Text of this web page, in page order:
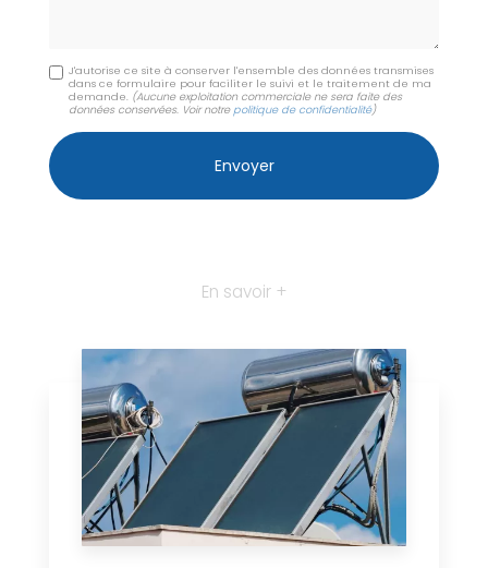
J'autorise ce site à conserver l'ensemble des données transmises
dans ce formulaire pour faciliter le suivi et le traitement de ma
demande. (Aucune exploitation commerciale ne sera faite des
données conservées. Voir notre politique de confidentialité)
En savoir +